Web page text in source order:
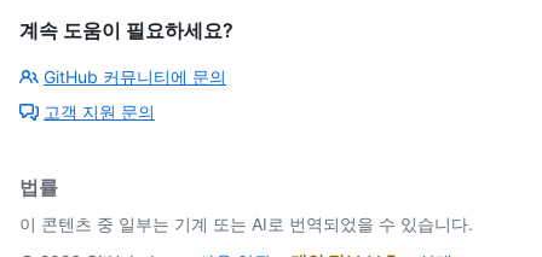
계속 도움이 필요하세요?
GitHub 커뮤니티에 문의
고객 지원 문의
법률
이 콘텐츠 중 일부는 기계 또는 AI로 번역되었을 수 있습니다.